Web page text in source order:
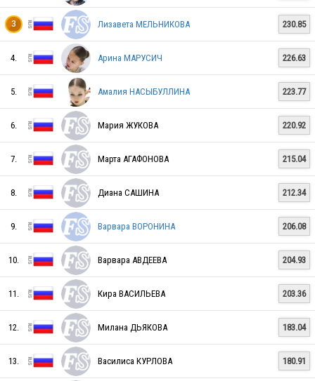
RUS
RUS
RUS
RUS
RUS
RUS
RUS
3 Лизавета МЕЛЬНИКОВА 230.85
4. Арина МАРУСИЧ 226.63
5. Амалия НАСЫБУЛЛИНА 223.77
6. Мария ЖУКОВА 220.92
7. Марта АГАФОНОВА 215.04
8. Диана САШИНА 212.34
9. Варвара ВОРОНИНА 206.08
10. Варвара АВДЕЕВА 204.93
11. Кира ВАСИЛЬЕВА 203.36
12. Милана ДЬЯКОВА 183.04
13. Василиса КУРЛОВА 180.91